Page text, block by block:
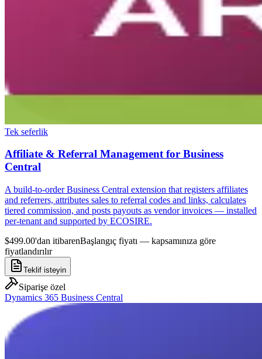
Tek seferlik
Affiliate & Referral Management for Business
Central
A build-to-order Business Central extension that registers affiliates
and referrers, attributes sales to referral codes and links, calculates
tiered commission, and posts payouts as vendor invoices — installed
per-tenant and supported by ECOSIRE.
$499.00'dan itibarenBaşlangıç fiyatı — kapsamınıza göre
fiyatlandırılır
Teklif isteyin
Siparişe özel
Dynamics 365 Business Central